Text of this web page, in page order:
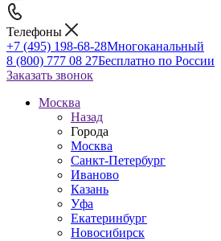
Телефоны
+7 (495) 198-68-28Многоканальный
8 (800) 777 08 27Бесплатно по России
Заказать звонок
Москва
Назад
Города
Москва
Санкт-Петербург
Иваново
Казань
Уфа
Екатеринбург
Новосибирск